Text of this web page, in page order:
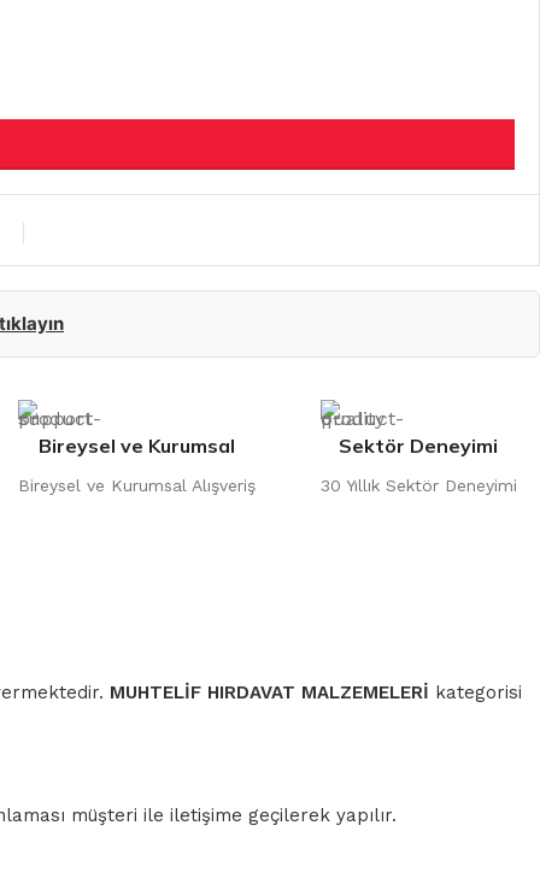
Bireysel ve Kurumsal
Bireysel ve Kurumsal Alışveriş
Sektör Deneyimi
30 Yıllık Sektör Deneyimi
MUHTELİF HIRDAVAT MALZEMELERİ kategorisi
müşteri ile iletişime geçilerek yapılır.